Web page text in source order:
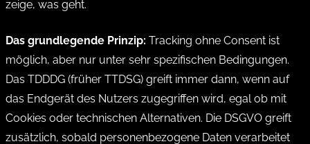
zeige, was geht.
Das grundlegende Prinzip: Tracking ohne Consent ist
möglich, aber nur unter sehr spezifischen Bedingungen.
Das TDDDG (früher TTDSG) greift immer dann, wenn auf
das Endgerät des Nutzers zugegriffen wird, egal ob mit
Cookies oder technischen Alternativen. Die DSGVO greift
zusätzlich, sobald personenbezogene Daten verarbeitet